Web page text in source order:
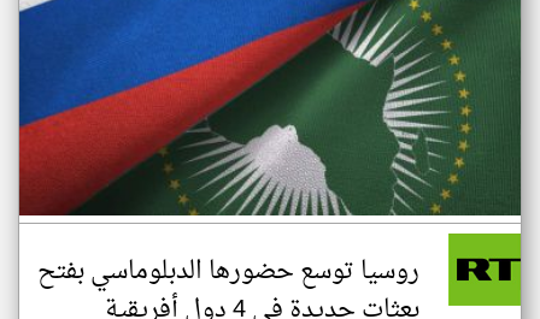
روسيا توسع حضورها الدبلوماسي بفتح